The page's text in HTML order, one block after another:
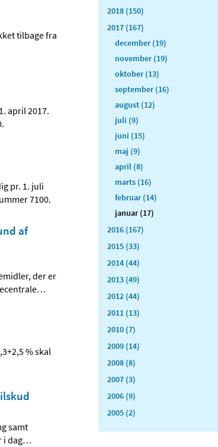
tilbage fra
april 2017.
pr. 1. juli
7100.
af
der er
…
% skal
samt
i dag…
2018 (150)
2017 (167)
december (19)
november (19)
oktober (13)
september (16)
august (12)
juli (9)
juni (15)
maj (9)
april (8)
marts (16)
februar (14)
januar (17)
2016 (167)
2015 (33)
2014 (44)
2013 (49)
2012 (44)
2011 (13)
2010 (7)
2009 (14)
2008 (8)
2007 (3)
2006 (9)
2005 (2)